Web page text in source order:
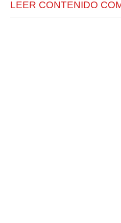
LEER CONTENIDO